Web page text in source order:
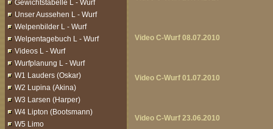
Gewichtstabelle L - Wurf
Unser Aussehen L - Wurf
Welpenbilder L - Wurf
Welpentagebuch L - Wurf
Videos L - Wurf
Wurfplanung L - Wurf
W1 Lauders (Oskar)
W2 Lupina (Akina)
W3 Larsen (Harper)
W4 Lipton (Bootsmann)
W5 Limo
Video C-Wurf 08.07.2010
Video C-Wurf 01.07.2010
Video C-Wurf 23.06.2010